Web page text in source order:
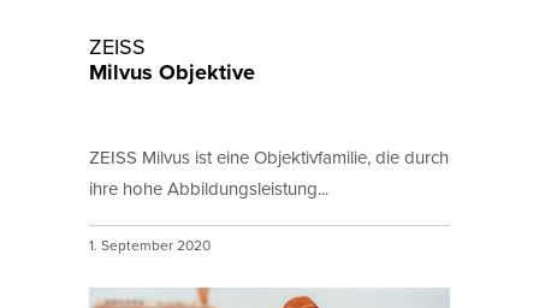
ZEISS
Milvus Objektive
ZEISS Milvus ist eine Objektivfamilie, die durch
ihre hohe Abbildungsleistung...
1. September 2020